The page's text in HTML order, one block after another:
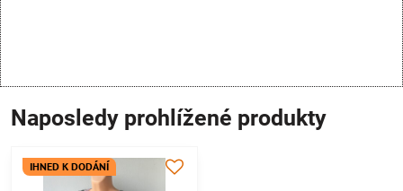
Naposledy prohlížené produkty
IHNED K DODÁNÍ